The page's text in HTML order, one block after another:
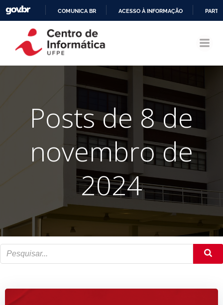
CONTEÚDO
COMUNICA BR ACESSO À INFORMAÇÃO
Posts de 8 de
novembro de
2024